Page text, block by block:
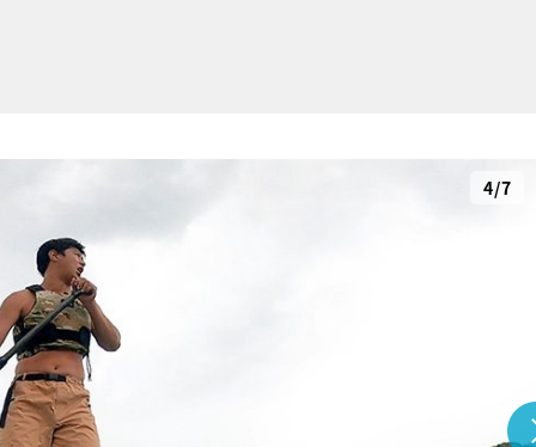
4/7
『アイ＝ラブ！げーみ
E齋藤樹愛羅＆佐々木舞